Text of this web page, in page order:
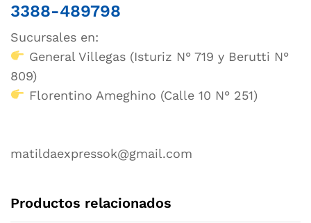
3388-489798
Sucursales en:
General Villegas (Isturiz N° 719 y Berutti N°
809)
Florentino Ameghino (Calle 10 N° 251)
matildaexpressok@gmail.com
Productos relacionados